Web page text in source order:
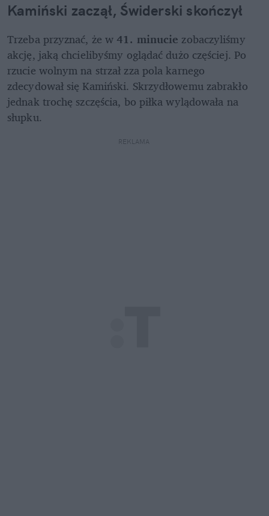
Kamiński zaczął, Świderski skończył
Trzeba przyznać, że w 41. minucie zobaczyliśmy
akcję, jaką chcielibyśmy oglądać dużo częściej. Po
rzucie wolnym na strzał zza pola karnego
zdecydował się Kamiński. Skrzydłowemu zabrakło
jednak trochę szczęścia, bo piłka wylądowała na
słupku.
REKLAMA